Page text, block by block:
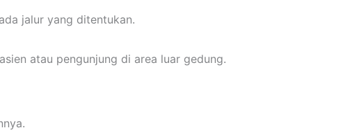
jalur yang ditentukan.
atau pengunjung di area luar gedung.